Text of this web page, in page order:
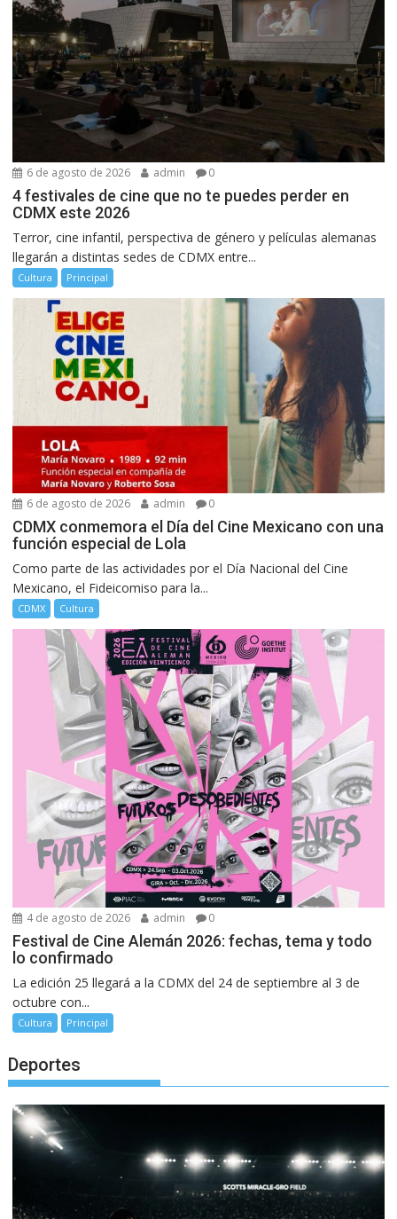
6 de agosto de 2026 admin 0
4 festivales de cine que no te puedes perder en
CDMX este 2026
Terror, cine infantil, perspectiva de género y películas alemanas
llegarán a distintas sedes de CDMX entre...
Cultura Principal
6 de agosto de 2026 admin 0
CDMX conmemora el Día del Cine Mexicano con una
función especial de Lola
Como parte de las actividades por el Día Nacional del Cine
Mexicano, el Fideicomiso para la...
CDMX Cultura
4 de agosto de 2026 admin 0
Festival de Cine Alemán 2026: fechas, tema y todo
lo confirmado
La edición 25 llegará a la CDMX del 24 de septiembre al 3 de
octubre con...
Cultura Principal
Deportes